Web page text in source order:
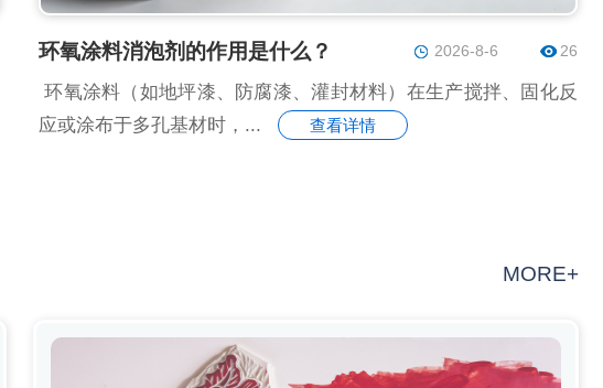
环氧涂料消泡剂的作用是什么？ 2026-8-6 26
环氧涂料（如地坪漆、防腐漆、灌封材料）在生产搅拌、固化反
应或涂布于多孔基材时，...
查看详情
MORE+